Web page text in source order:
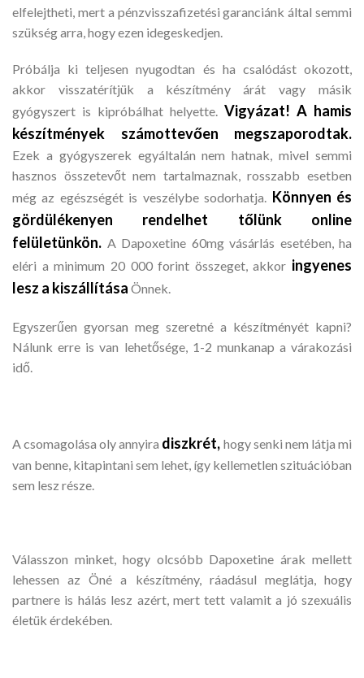
elfelejtheti, mert a pénzvisszafizetési garanciánk által semmi
szükség arra, hogy ezen idegeskedjen.
Próbálja ki teljesen nyugodtan és ha csalódást okozott,
akkor visszatérítjük a készítmény árát vagy másik
gyógyszert is kipróbálhat helyette. Vigyázat! A hamis
készítmények számottevően megszaporodtak.
Ezek a gyógyszerek egyáltalán nem hatnak, mivel semmi
hasznos összetevőt nem tartalmaznak, rosszabb esetben
még az egészségét is veszélybe sodorhatja. Könnyen és
gördülékenyen rendelhet tőlünk online
felületünkön. A Dapoxetine 60mg vásárlás esetében, ha
eléri a minimum 20 000 forint összeget, akkor ingyenes
lesz a kiszállítása Önnek.
Egyszerűen gyorsan meg szeretné a készítményét kapni?
Nálunk erre is van lehetősége, 1-2 munkanap a várakozási
idő.
A csomagolása oly annyira diszkrét, hogy senki nem látja mi
van benne, kitapintani sem lehet, így kellemetlen szituációban
sem lesz része.
Válasszon minket, hogy olcsóbb Dapoxetine árak mellett
lehessen az Öné a készítmény, ráadásul meglátja, hogy
partnere is hálás lesz azért, mert tett valamit a jó szexuális
életük érdekében.